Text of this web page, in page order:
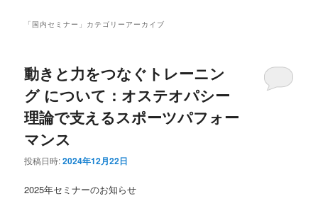
「国内セミナー 」カテゴリーアーカイブ
動きと力をつなぐトレーニン
グ について：オステオパシー
理論で支えるスポーツパフォー
マンス
投稿日時:2024年12月22日
2025年セミナーのお知らせ